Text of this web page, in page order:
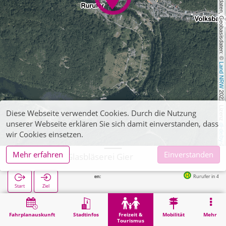
, Kartendaten, Geobasisdaten: ©
Land NRW
2021, Lizenz
dl-de/by-2-0
Fahrplanauskunft Stadtinfos
Freizeit &
Tourismus
Mobilität Mehr
Heimbach, Glasbläserei Gier
Start Ziel
Rurufer in 48m
Freizeit & Tourismus Kultur Heimbach, Glasbläserei Gier
Diese Webseite verwendet Cookies. Durch die Nutzung
unserer Webseite erklären Sie sich damit einverstanden, dass
wir Cookies einsetzen.
Mehr erfahren
Einverstanden